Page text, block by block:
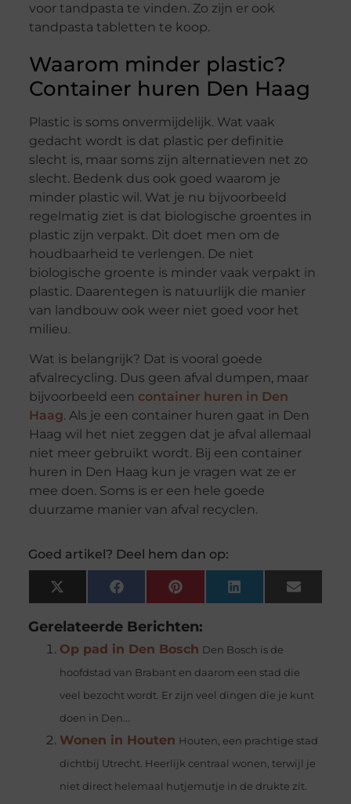
voor tandpasta te vinden. Zo zijn er ook
tandpasta tabletten te koop.
Waarom minder plastic?
Container huren Den Haag
Plastic is soms onvermijdelijk. Wat vaak
gedacht wordt is dat plastic per definitie
slecht is, maar soms zijn alternatieven net zo
slecht. Bedenk dus ook goed waarom je
minder plastic wil. Wat je nu bijvoorbeeld
regelmatig ziet is dat biologische groentes in
plastic zijn verpakt. Dit doet men om de
houdbaarheid te verlengen. De niet
biologische groente is minder vaak verpakt in
plastic. Daarentegen is natuurlijk die manier
van landbouw ook weer niet goed voor het
milieu.
Wat is belangrijk? Dat is vooral goede
afvalrecycling. Dus geen afval dumpen, maar
bijvoorbeeld een container huren in Den
Haag. Als je een container huren gaat in Den
Haag wil het niet zeggen dat je afval allemaal
niet meer gebruikt wordt. Bij een container
huren in Den Haag kun je vragen wat ze er
mee doen. Soms is er een hele goede
duurzame manier van afval recyclen.
Goed artikel? Deel hem dan op:
X
(Twitter)
FacebookPinterest LinkedIn Email
Gerelateerde Berichten:
Op pad in Den Bosch Den Bosch is de
hoofdstad van Brabant en daarom een stad die
veel bezocht wordt. Er zijn veel dingen die je kunt
doen in Den...
Wonen in Houten Houten, een prachtige stad
dichtbij Utrecht. Heerlijk centraal wonen, terwijl je
niet direct helemaal hutjemutje in de drukte zit.